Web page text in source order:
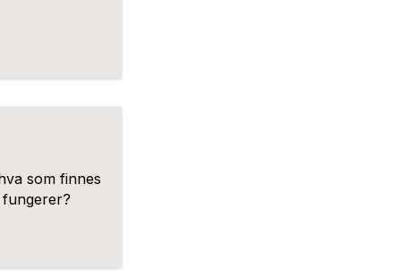
som finnes